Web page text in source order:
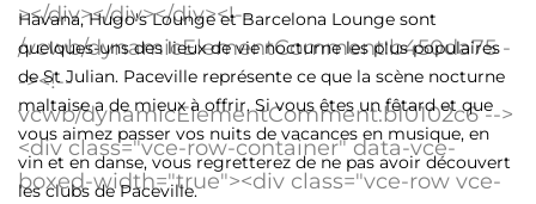
Havana, Hugo's Lounge et Barcelona Lounge sont
quelques-uns des lieux de vie nocturne les plus populaires
de St Julian. Paceville représente ce que la scène nocturne
maltaise a de mieux à offrir. Si vous êtes un fêtard et que
vous aimez passer vos nuits de vacances en musique, en
vin et en danse, vous regretterez de ne pas avoir découvert
les clubs de Paceville.